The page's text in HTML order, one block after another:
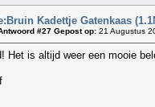
Kadettje Gatenkaas
#27 Gepost op: 21 Augustus
Het is altijd weer een mooie